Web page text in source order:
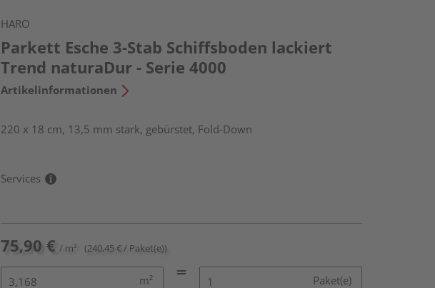
HARO
Parkett Esche 3-Stab Schiffsboden lackiert
Trend naturaDur - Serie 4000
Artikelinformationen
220 x 18 cm, 13,5 mm stark, gebürstet, Fold-Down
Services
75,90 € / m² (240,45 € / Paket(e))
m² Paket(e)